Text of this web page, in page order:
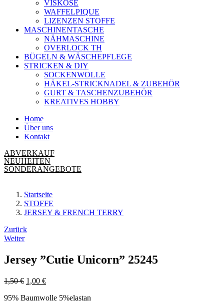
VISKOSE
WAFFELPIQUE
LIZENZEN STOFFE
MASCHINENTASCHE
NÄHMASCHINE
OVERLOCK TH
BÜGELN & WÄSCHEPFLEGE
STRICKEN & DIY
SOCKENWOLLE
HÄKEL-STRICKNADEL & ZUBEHÖR
GURT & TASCHENZUBEHÖR
KREATIVES HOBBY
Home
Über uns
Kontakt
ABVERKAUF
NEUHEITEN
SONDERANGEBOTE
Startseite
STOFFE
JERSEY & FRENCH TERRY
Beitrags-
Navigation
Zurück
Weiter
Jersey ”Cutie Unicorn” 25245
1,50€ 1,00 €
95% Baumwolle 5%elastan